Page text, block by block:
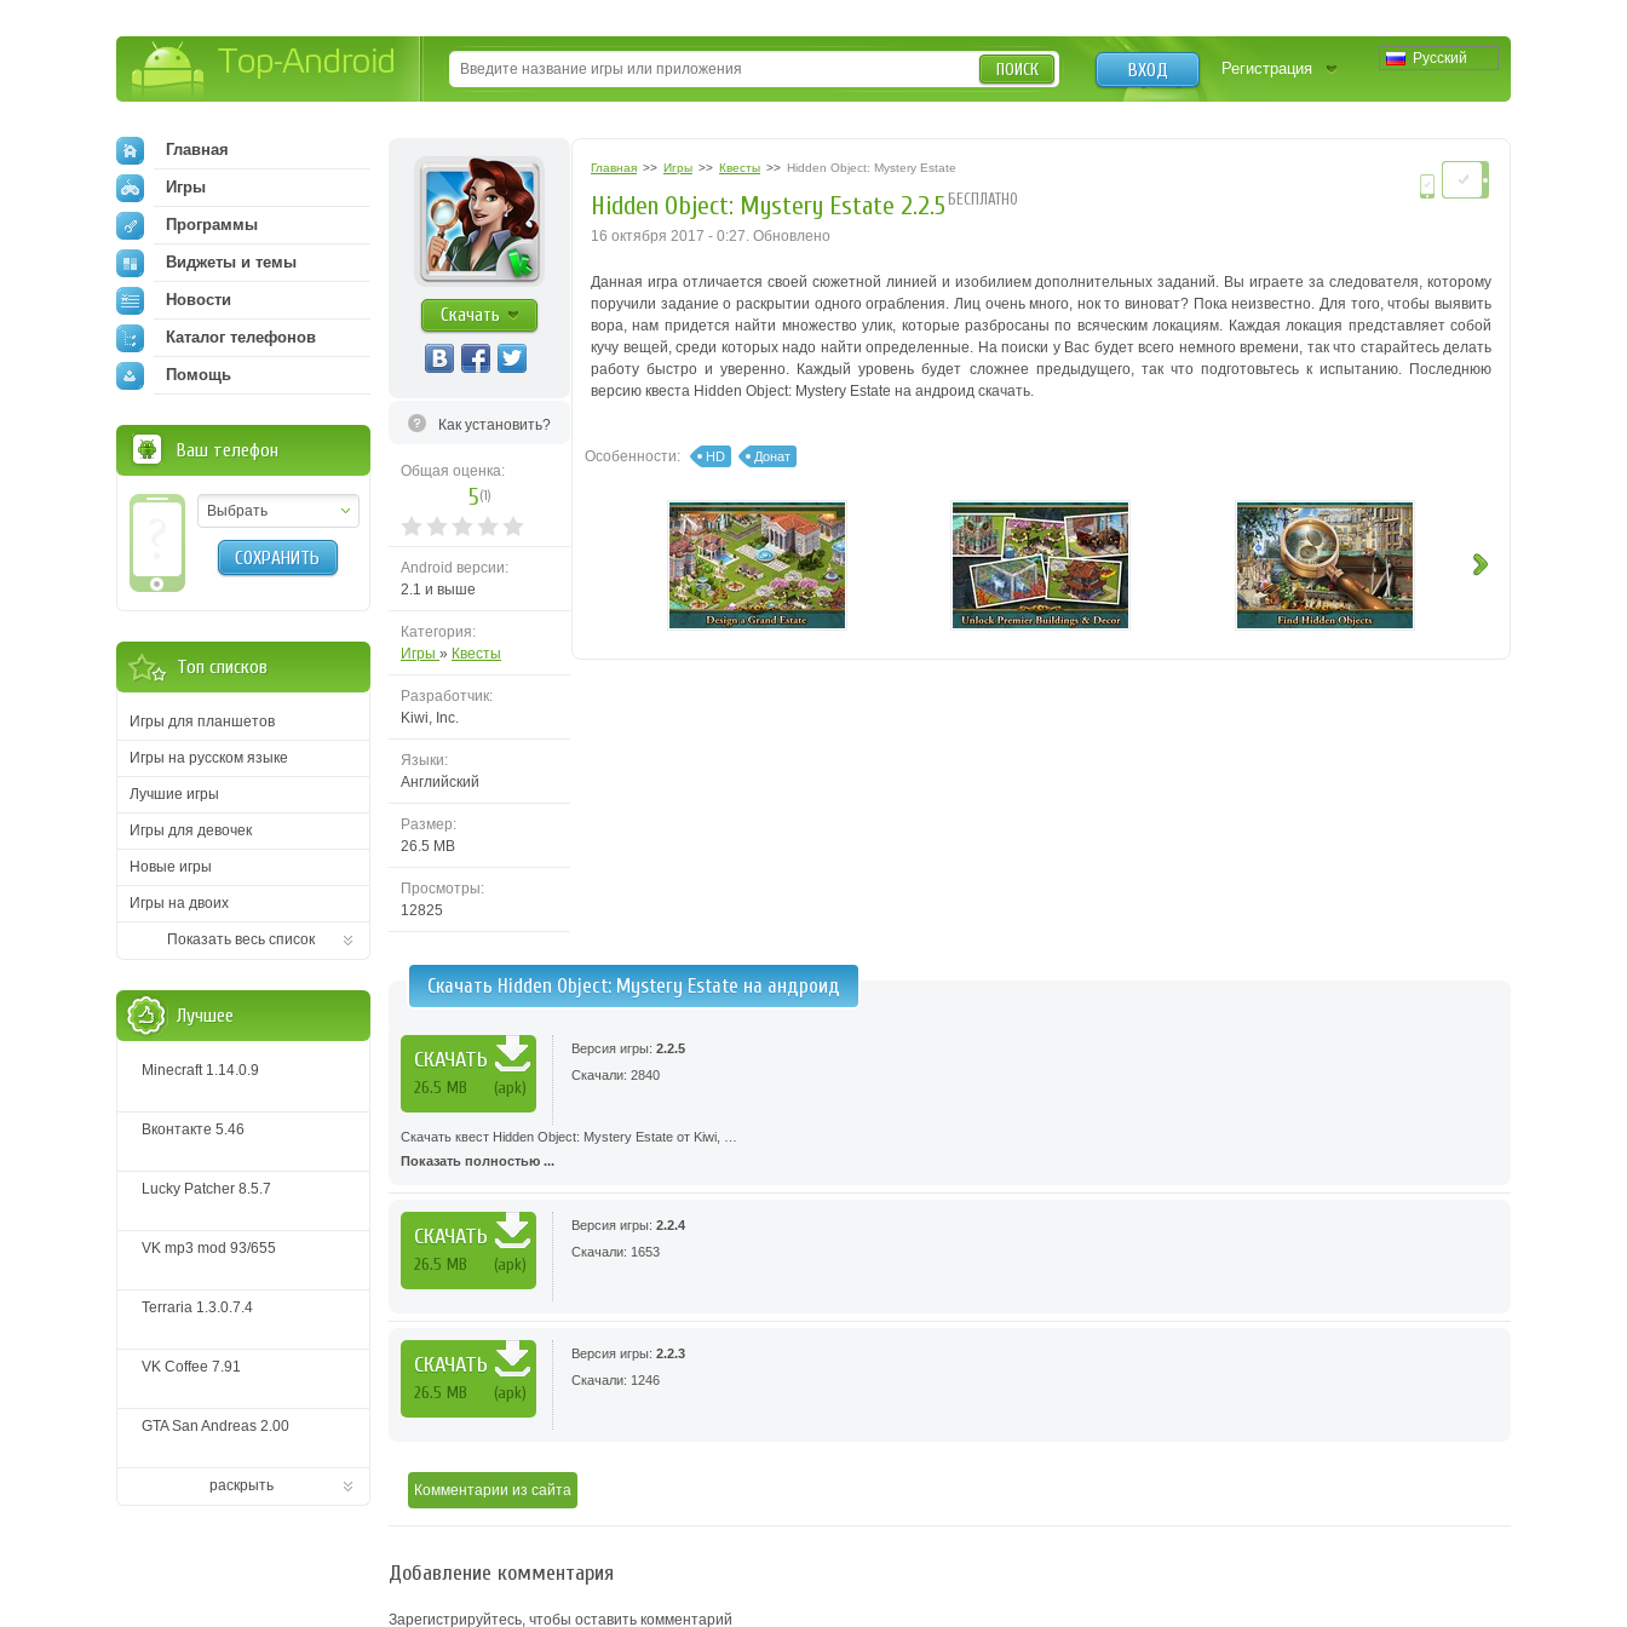
Русский
ВХОД Регистрация
ПОИСК
Скачать
Как установить?
Общая оценка:
5(1)
Android версии:
2.1 и выше
Категория:
Игры » Квесты
Разработчик:
Kiwi, Inc.
Языки:
Английский
Размер:
26.5 MB
Просмотры:
12825
Главная >> Игры >> Квесты >> Hidden Object: Mystery Estate
Hidden Object: Mystery Estate 2.2.5 БЕСПЛАТНО
16 октября 2017 - 0:27. Обновлено
Данная игра отличается своей сюжетной линией и изобилием дополнительных заданий. Вы играете за следователя, которому
поручили задание о раскрытии одного ограбления. Лиц очень много, нок то виноват? Пока неизвестно. Для того, чтобы выявить
вора, нам придется найти множество улик, которые разбросаны по всяческим локациям. Каждая локация представляет собой
кучу вещей, среди которых надо найти определенные. На поиски у Вас будет всего немного времени, так что старайтесь делать
работу быстро и уверенно. Каждый уровень будет сложнее предыдущего, так что подготовьтесь к испытанию. Последнюю
версию квеста Hidden Object: Mystery Estate на андроид скачать.
Особенности: HD Донат
Скачать Hidden Object: Mystery Estate на андроид
СКАЧАТЬ
26.5 MB (apk)
Версия игры: 2.2.5
Скачали: 2840
Скачать квест Hidden Object: Mystery Estate от Kiwi, …
Показать полностью ...
СКАЧАТЬ
26.5 MB (apk)
Версия игры: 2.2.4
Скачали: 1653
СКАЧАТЬ
26.5 MB (apk)
Версия игры: 2.2.3
Скачали: 1246
Комментарии из сайта
Добавление комментария
Зарегистрируйтесь, чтобы оставить комментарий
Главная
Игры
Программы
Виджеты и темы
Новости
Каталог телефонов
Помощь
Ваш телефон
Выбрать
СОХРАНИТЬ
Топ списков
Игры для планшетов
Игры на русском языке
Лучшие игры
Игры для девочек
Новые игры
Игры на двоих
Показать весь список
Лучшее
Minecraft 1.14.0.9
Вконтакте 5.46
Lucky Patcher 8.5.7
VK mp3 mod 93/655
Terraria 1.3.0.7.4
VK Coffee 7.91
GTA San Andreas 2.00
раскрыть